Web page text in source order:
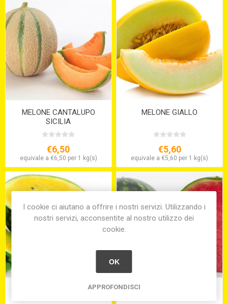
MELONE CANTALUPO
SICILIA
€6,50
equivale a €6,50 per 1 kg(s)
MELONE GIALLO
€5,60
equivale a €5,60 per 1 kg(s)
MINI ANGURIE GIALLE MINI ANGURIE ROSSE
I cookie ci aiutano a offrire i nostri servizi. Utilizzando i
nostri servizi, acconsentite al nostro utilizzo dei
cookie.
OK
APPROFONDISCI